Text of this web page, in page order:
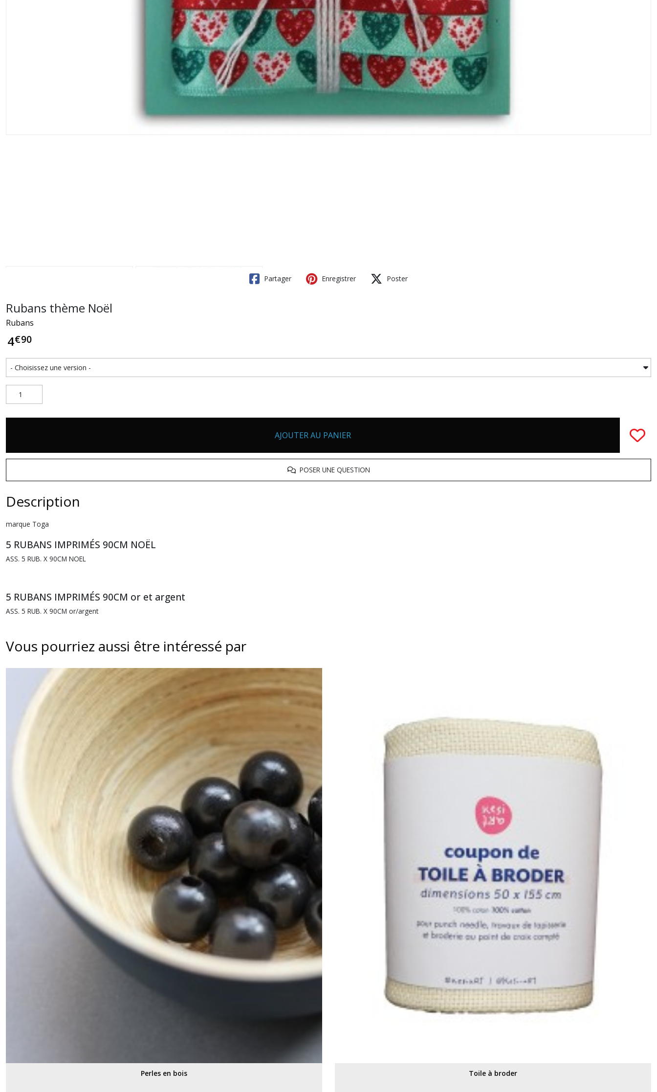
Partager Enregistrer Poster
Rubans thème Noël
Rubans
4€90
AJOUTER AU PANIER
POSER UNE QUESTION
Description
marque Toga
5 RUBANS IMPRIMÉS 90CM NOËL
ASS. 5 RUB. X 90CM NOEL
5 RUBANS IMPRIMÉS 90CM or et argent
ASS. 5 RUB. X 90CM or/argent
Vous pourriez aussi être intéressé par
Perles en bois Toile à broder